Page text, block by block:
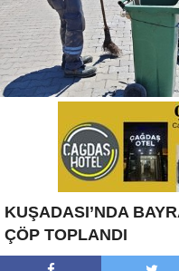
KUŞADASI’NDA
ÇÖP TOPLANDI